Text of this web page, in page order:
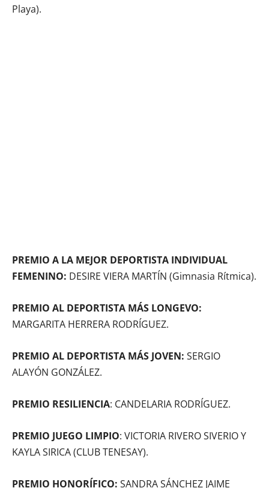
Playa).
PREMIO A LA MEJOR DEPORTISTA INDIVIDUAL
FEMENINO: DESIRE VIERA MARTÍN (Gimnasia Rítmica).
PREMIO AL DEPORTISTA MÁS LONGEVO:
MARGARITA HERRERA RODRÍGUEZ.
PREMIO AL DEPORTISTA MÁS JOVEN: SERGIO
ALAYÓN GONZÁLEZ.
PREMIO RESILIENCIA: CANDELARIA RODRÍGUEZ.
PREMIO JUEGO LIMPIO: VICTORIA RIVERO SIVERIO Y
KAYLA SIRICA (CLUB TENESAY).
PREMIO HONORÍFICO: SANDRA SÁNCHEZ JAIME